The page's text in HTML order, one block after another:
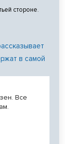
стороне.
в самой
Все